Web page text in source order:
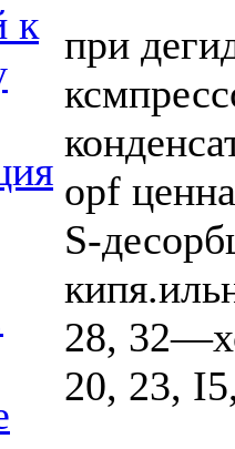
к при
opf
S-
28,
20, 23,